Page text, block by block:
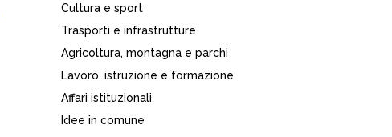
Cultura e sport
Trasporti e infrastrutture
Agricoltura, montagna e parchi
Lavoro, istruzione e formazione
Affari istituzionali
Idee in comune